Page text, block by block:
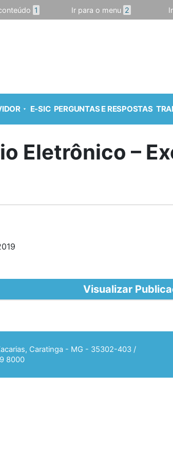
1 Ir para o menu 2
E-SIC PERGUNTAS E RESPOSTAS
Eletrônico –
Visualizar
Caratinga - MG - 35302-403 /
8000